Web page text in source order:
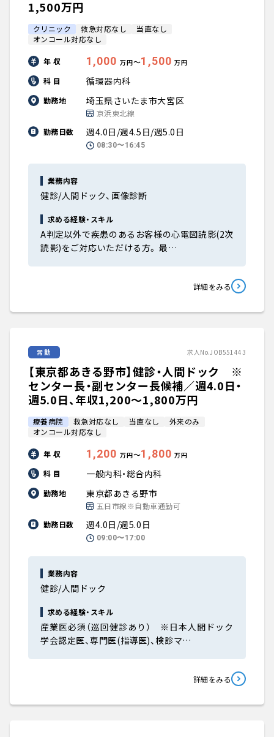
1,500万円
クリニック 救急対応なし
当直なし
オンコール対応なし
年 収 1,000 万円〜1,500 万円
科 目 循環器内科
勤務地 埼玉県さいたま市大宮区
京浜東北線
勤務日数
週4.0日/週4.5日/週5.0日
08:30〜16:45
業務内容
健診/人間ドック、画像診断
求める経験・スキル
A判定以外で疾患のあるお客様の心電図読影(2次
読影)をご対応いただける方。 最…
詳細をみる
常勤 求人No.JOB551443
【東京都あきる野市】健診・人間ドック ※
センター長・副センター長候補／週4.0日・
週5.0日、年収1,200〜1,800万円
療養病院 救急対応なし 当直なし
外来のみ
オンコール対応なし
年 収 1,200 万円〜1,800 万円
科 目 一般内科・総合内科
勤務地 東京都あきる野市
五日市線※自動車通勤可
勤務日数
週4.0日/週5.0日
09:00〜17:00
業務内容
健診/人間ドック
求める経験・スキル
産業医必須（巡回健診あり） ※日本人間ドック
学会認定医、専門医(指導医)、検診マ…
詳細をみる